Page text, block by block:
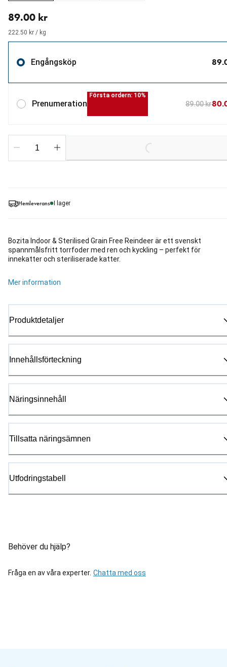
Hemleverans I lager
Bozita Indoor & Sterilised Grain Free Reindeer är ett svenskt
spannmålsfritt torrfoder med ren och kyckling – perfekt för
innekatter och steriliserade katter.
Mer information
Produktdetaljer
Innehållsförteckning
Näringsinnehåll
Tillsatta näringsämnen
Utfodringstabell
Behöver du hjälp?
Fråga en av våra experter. Chatta med oss
89.00 kr
222.50 kr / kg
Engångsköp
Prenumeration
Första ordern: 10%
89.00 kr
Loading...